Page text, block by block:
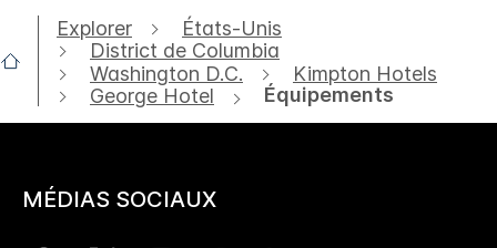
Explorer
États-Unis
District de Columbia
Washington D.C.
Kimpton Hotels
George Hotel
Équipements
MÉDIAS SOCIAUX